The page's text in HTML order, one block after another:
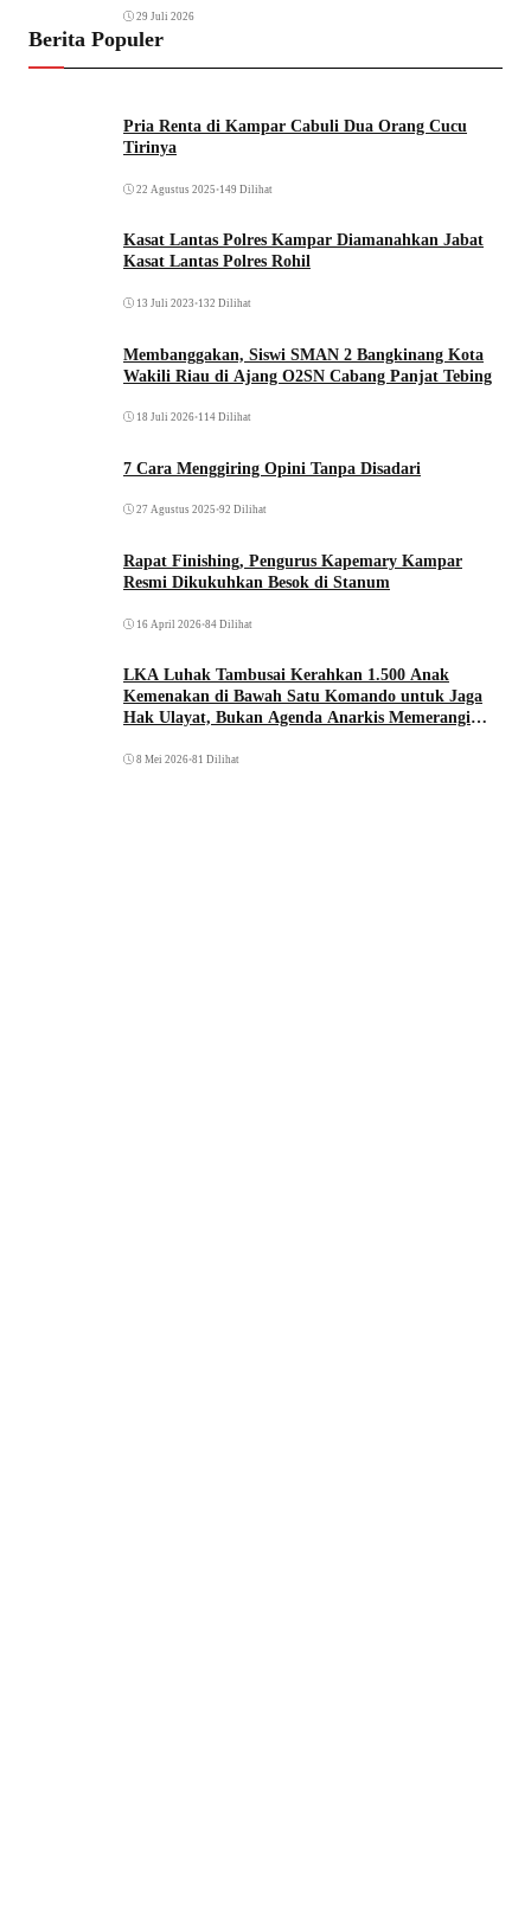
29 Juli 2026
Berita Populer
Pria Renta di Kampar Cabuli Dua Orang Cucu
Tirinya
22 Agustus 2025 •149 Dilihat
Kasat Lantas Polres Kampar Diamanahkan Jabat
Kasat Lantas Polres Rohil
13 Juli 2023 •132 Dilihat
Membanggakan, Siswi SMAN 2 Bangkinang Kota
Wakili Riau di Ajang O2SN Cabang Panjat Tebing
18 Juli 2026•114 Dilihat
7 Cara Menggiring Opini Tanpa Disadari
27 Agustus 2025 •92 Dilihat
Rapat Finishing, Pengurus Kapemary Kampar
Resmi Dikukuhkan Besok di Stanum
16 April 2026•84 Dilihat
LKA Luhak Tambusai Kerahkan 1.500 Anak
Kemenakan di Bawah Satu Komando untuk Jaga
Hak Ulayat, Bukan Agenda Anarkis Memerangi
8 Mei 2026•81 Dilihat